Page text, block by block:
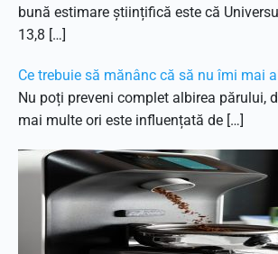
bună estimare științifică este că
13,8 […]
Ce trebuie să mănânc că să nu îmi mai
Nu poți preveni complet albirea părului,
mai multe ori este influențată de […]